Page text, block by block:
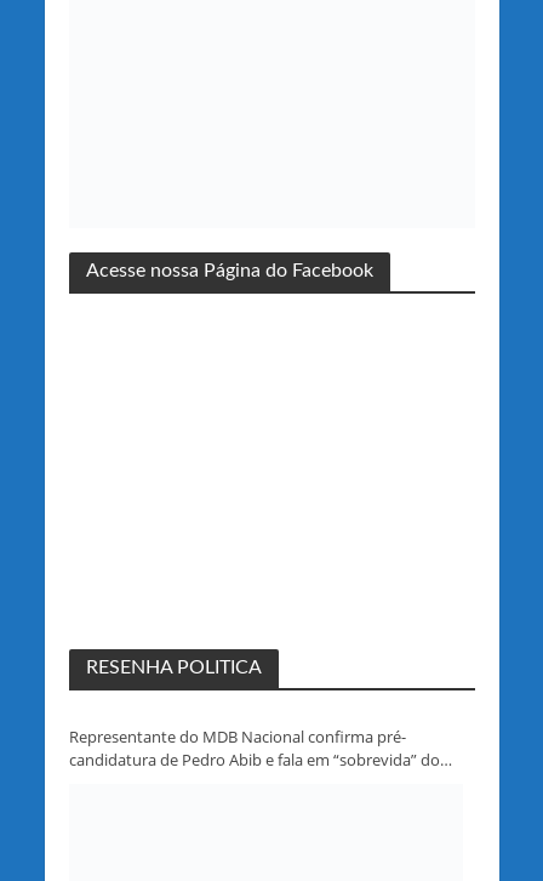
Acesse nossa Página do Facebook
RESENHA POLITICA
Representante do MDB Nacional confirma pré-
candidatura de Pedro Abib e fala em “sobrevida” do